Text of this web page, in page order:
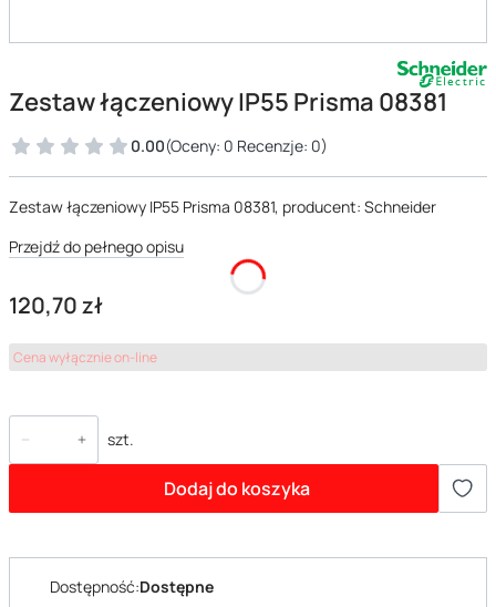
Zestaw łączeniowy IP55 Prisma 08381
0.00(Oceny: 0 Recenzje: 0)
Zestaw łączeniowy IP55 Prisma 08381, producent: Schneider
Przejdź do pełnego opisu
Cena
120,70 zł
Cena wyłącznie on-line
szt.
Dodaj do koszyka
Dostępność:Dostępne